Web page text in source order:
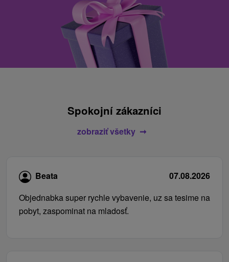
Spokojní zákazníci
zobraziť všetky
Beata
07.08.2026
Objednabka super rychle vybavenie, uz sa tesime na
pobyt, zaspominat na mladosť.